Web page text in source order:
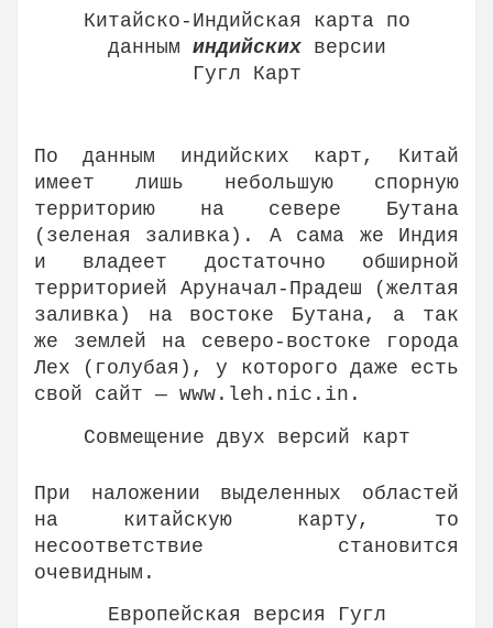
Китайско-Индийская карта по
данным индийскихверсии
Гугл Карт
По данным индийских карт, Китай
имеет лишь небольшую спорную
территорию на севере Бутана
(зеленая заливка). А сама же Индия
и владеет достаточно обширной
территорией Аруначал-Прадеш (желтая
заливка) на востоке Бутана, а так
же землей на северо-востоке города
Лех (голубая), у которого даже есть
свой сайт — www.leh.nic.in.
Совмещение двух версий карт
При наложении выделенных областей
на китайскую карту, то
несоответствие становится
очевидным.
Европейская версия Гугл